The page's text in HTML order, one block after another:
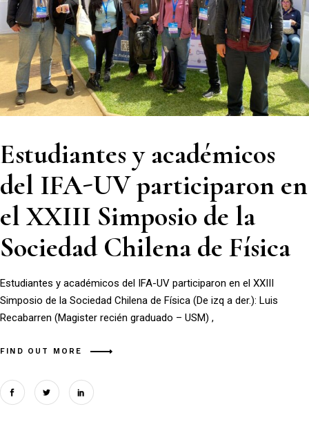
Estudiantes y académicos
del IFA-UV participaron en
el XXIII Simposio de la
Sociedad Chilena de Física
Estudiantes y académicos del IFA-UV participaron en el XXIII
Simposio de la Sociedad Chilena de Física (De izq a der.): Luis
Recabarren (Magister recién graduado – USM) ,
FIND OUT MORE